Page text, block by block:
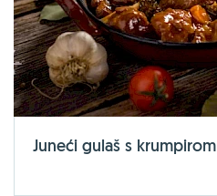
Juneći gulaš s krumpirom